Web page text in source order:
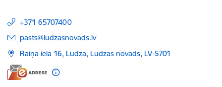
+371 65707400
E-pasts:
pasts@ludzasnovads.lv
Raiņa iela 16, Ludza, Ludzas novads, LV-5701